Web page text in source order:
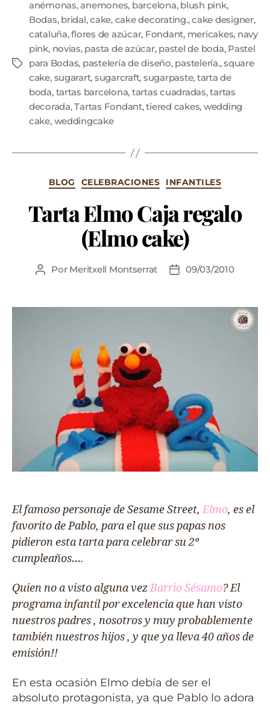
anémonas,anemones, barcelona, blush pink,
Bodas, bridal,cake, cake decorating.,cake designer,
cataluña,flores de azúcar, Fondant, mericakes, navy
pink, novias, pasta de azúcar, pastel de boda, Pastel
para Bodas, pastelería de diseño, pastelería.,square
cake, sugarart, sugarcraft, sugarpaste, tarta de
boda, tartas barcelona, tartas cuadradas,tartas
decorada,Tartas Fondant,tiered cakes, wedding
cake, weddingcake
BLOG CELEBRACIONES INFANTILES
Tarta Elmo Caja regalo
(Elmo cake)
Por Meritxell Montserrat 09/03/2010
El famoso personaje de Sesame Street, Elmo, es el
favorito de Pablo, para el que sus papas nos
pidieron esta tarta para celebrar su 2º
cumpleaños….
Quien no a visto alguna vezBarrio Sésamo? El
programa infantil por excelencia que han visto
nuestros padres , nosotros y muy probablemente
también nuestros hijos , y que ya lleva 40 años de
emisión!!
En esta ocasión Elmo debía de ser el
absoluto protagonista, ya que Pablo lo adora